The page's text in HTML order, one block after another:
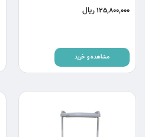
125,800,000ریال
مشاهده و خرید